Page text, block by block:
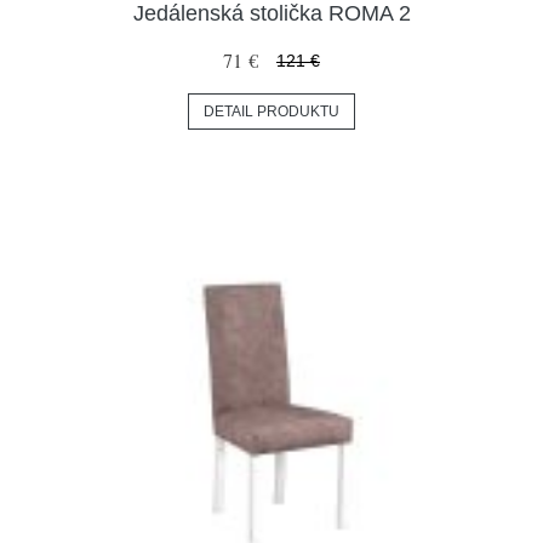
Jedálenská stolička ROMA 2
71 € 121 €
DETAIL PRODUKTU